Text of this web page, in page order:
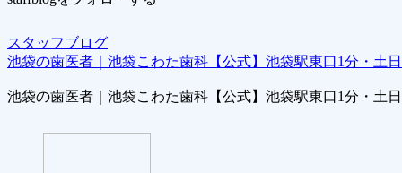
スタッフブログ
池袋の歯医者｜池袋こわた歯科【公式】池袋駅東口1分・土
池袋の歯医者｜池袋こわた歯科【公式】池袋駅東口1分・土